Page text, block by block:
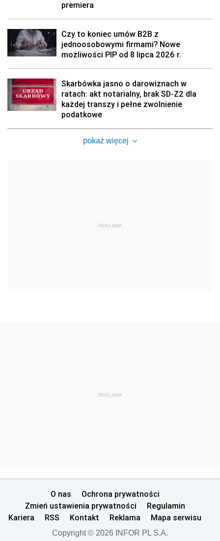
premiera
Czy to koniec umów B2B z
jednoosobowymi firmami? Nowe
możliwości PIP od 8 lipca 2026 r.
Skarbówka jasno o darowiznach w
ratach: akt notarialny, brak SD-Z2 dla
każdej transzy i pełne zwolnienie
podatkowe
pokaż więcej
REKLAMA
REKLAMA
O nas
Ochrona prywatności
Zmień ustawienia prywatności
Regulamin
Kariera
RSS Kontakt Reklama Mapa serwisu
Copyright © 2026 INFOR PL S.A.